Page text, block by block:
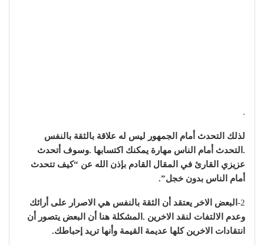
.
لذلك التحدث أمام الجمهور ليس له علاقة بالثقة بالنفس
.التحدث أمام الناس مهارة يمكنك اكتسابها .وسوف أتحدث
عزيزي القارئ في المقال القادم بإذن الله عن “كيف تتحدث
أمام الناس بدون خجل”.
2-
البعض الاخر يعتقد أن الثقة بالنفس هي الاصرار على أرائك
وعدم الالتفات لنقد الاخرين .المشكلة هنا أن البعض يتصور أن
انتقادات الاخرين كلها عديمة القيمة وأنها تريد إحباطك.